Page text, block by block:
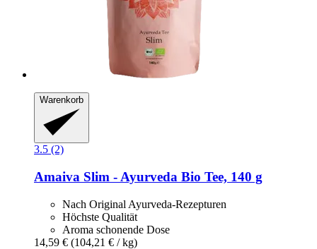
Warenkorb
3.5 (2)
Amaiva Slim -​ Ayurveda Bio Tee, 140 g
Nach Original Ayurveda-Rezepturen
Höchste Qualität
Aroma schonende Dose
14,59 € (104,21 € / kg)